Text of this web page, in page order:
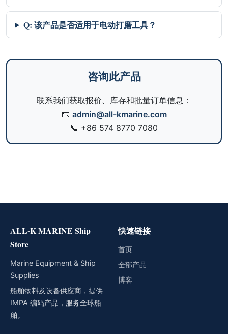
Q: 该产品是否适用于电动打磨工具？
咨询此产品
联系我们获取报价、库存和批量订单信息：
📧 admin@all-kmarine.com
📞 +86 574 8770 7080
ALL-K MARINE Ship
Store
Marine Equipment & Ship
Supplies
船舶物料及设备供应商，提供
IMPA 编码产品，服务全球船
舶。
快速链接
首页
全部产品
博客